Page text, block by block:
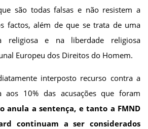
são todas falsas e não resistem a
factos, além de que se trata de uma
religiosa e na liberdade religiosa
Europeu dos Direitos do Homem.
interposto recurso contra a
aos 10% das acusações que foram
anula a sentença, e tanto a FMND
continuam a ser considerados